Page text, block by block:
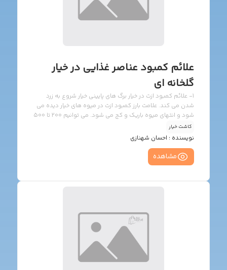
علائم کمبود عناصر غذایی در خیار
گلخانه ای
1- علائم کمبود ازت در خیار برگ های پایینی خیار شروع به زرد
شدن می کند. علامت بارز کمبود ازت در میوه های خیار دیده می
شود و انتهای میوه باریک و کج می شود. می توانیم 200 تا 500
کمبود فسفر به این صورت دیده می شود که پایین ترین برگ
بوته خیار، زرد می شود در صورتی که برگ های بالایی آن سبز
است. مقدار فسفر مورد نیاز قبل از کاشت […]
کاشت خیار
نویسنده : احسان شهنازی
مشاهده